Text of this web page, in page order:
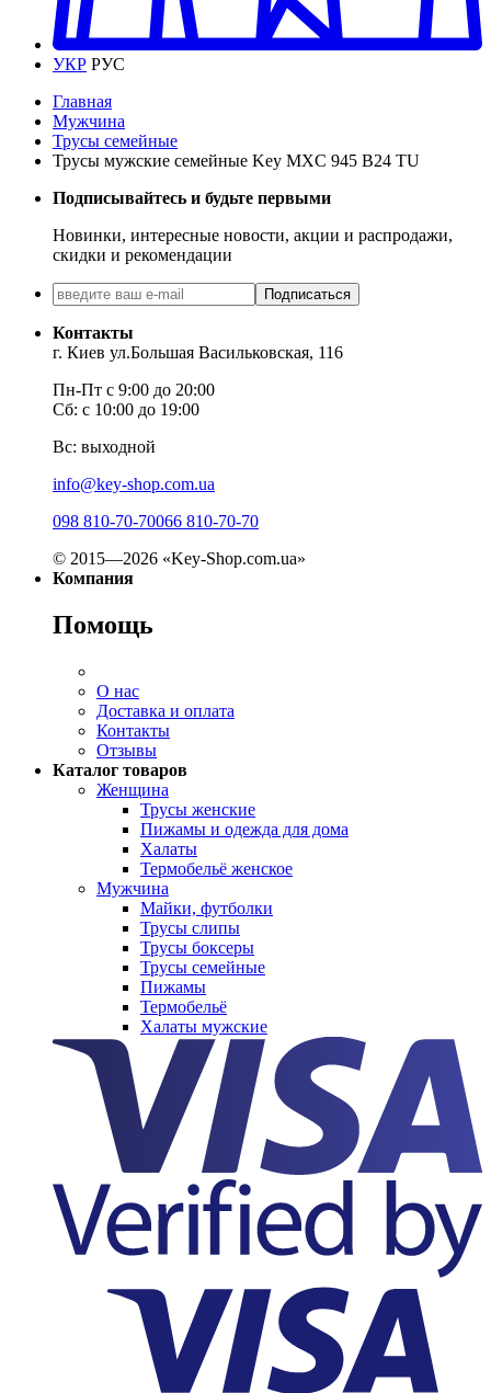
УКР РУС
Главная
Мужчина
Трусы семейные
Трусы мужские семейные Key MXC 945 В24 TU
Подписывайтесь и будьте первыми
Новинки, интересные новости, акции и распродажи,
скидки и рекомендации
Подписаться
Контакты
г. Киев ул.Большая Васильковская, 116
Пн-Пт с 9:00 до 20:00
Сб: с 10:00 до 19:00
Вс: выходной
info@key-shop.com.ua
098 810-70-70066 810-70-70
© 2015—2026 «Key-Shop.com.ua»
Компания
Помощь
О нас
Доставка и оплата
Контакты
Отзывы
Каталог товаров
Женщина
Трусы женские
Пижамы и одежда для дома
Халаты
Термобельё женское
Мужчина
Майки, футболки
Трусы слипы
Трусы боксеры
Трусы семейные
Пижамы
Термобельё
Халаты мужские